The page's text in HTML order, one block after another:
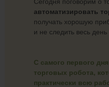
автоматизировать
получать хорошую
и не следить весь
С самого первого
торговых робота,
практически всю